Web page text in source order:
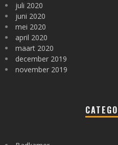
juli 2020
juni 2020
mei 2020
april 2020
maart 2020
december 2019
november 2019